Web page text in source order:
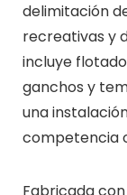
delimitación
recreativas y
incluye
ganchos y
una
competencia